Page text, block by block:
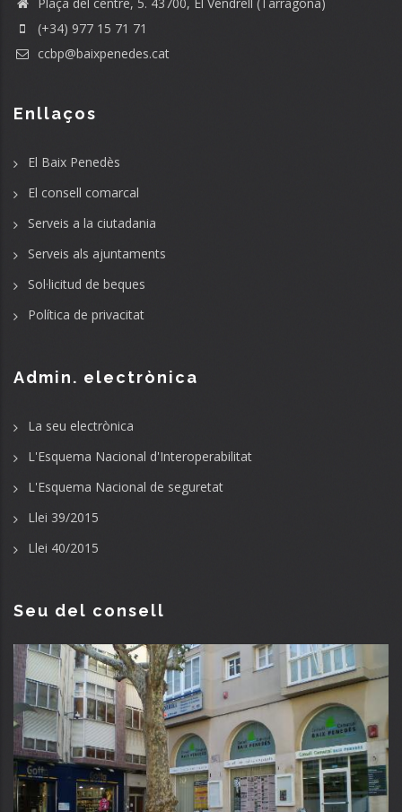
Plaça del centre, 5. 43700, El Vendrell (Tarragona)
(+34) 977 15 71 71
ccbp@baixpenedes.cat
Enllaços
El Baix Penedès
El consell comarcal
Serveis a la ciutadania
Serveis als ajuntaments
Sol·licitud de beques
Política de privacitat
Admin. electrònica
La seu electrònica
L'Esquema Nacional d'Interoperabilitat
L'Esquema Nacional de seguretat
Llei 39/2015
Llei 40/2015
Seu del consell